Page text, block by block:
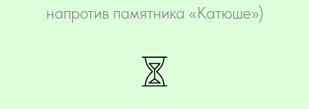
напротив памятника «Катюше»)